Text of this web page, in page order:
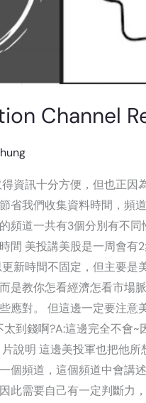
Channel
資訊十分方便，但也正
省我們收集資料時間，頻
頻道一共有3個分別有不
間 美投講美股是一周會
新時間不固定，但主要
是教你怎看經濟怎看市場
應對。 但這邊一定要注
到錢啊?A:這邊完全不會
說明 這邊美投軍也把他
個頻道，這個頻道中會講
此需要自己有一定判斷力